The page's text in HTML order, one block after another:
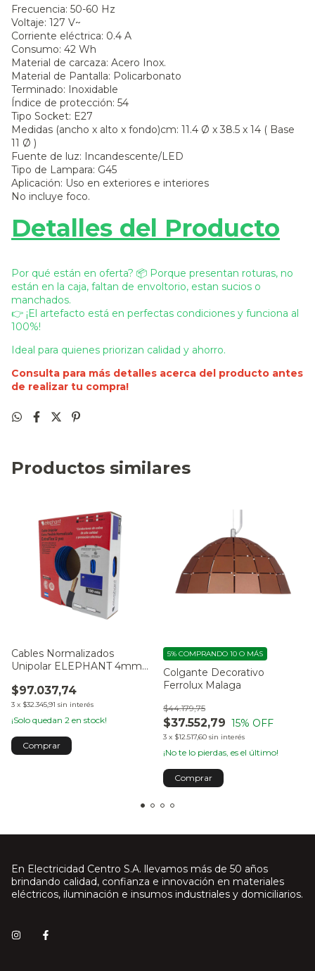
Frecuencia: 50-60 Hz
Voltaje: 127 V~
Corriente eléctrica: 0.4 A
Consumo: 42 Wh
Material de carcaza: Acero Inox.
Material de Pantalla: Policarbonato
Terminado: Inoxidable
Índice de protección: 54
Tipo Socket: E27
Medidas (ancho x alto x fondo)cm: 11.4 Ø x 38.5 x 14 ( Base
11 Ø )
Fuente de luz: Incandescente/LED
Tipo de Lampara: G45
Aplicación: Uso en exteriores e interiores
No incluye foco.
Detalles del Producto
Por qué están en oferta? 📦 Porque presentan roturas, no
están en la caja, faltan de envoltorio, estan sucios o
manchados.
👉 ¡El artefacto está en perfectas condiciones y funciona al
100%!
Ideal para quienes priorizan calidad y ahorro.
Consulta para más detalles acerca del producto antes
de realizar tu compra!
Productos similares
Cables Normalizados
Unipolar ELEPHANT 4mm
$97.037,74
3 x $32.345,91 sin interés
¡Solo quedan 2 en stock!
Comprar
Colgante Decorativo
Ferrolux Malaga
$37.552,79
$44.179,75
15% OFF
3 x $12.517,60 sin interés
5% COMPRANDO 10 O MÁS
¡No te lo pierdas, es el último!
En Electricidad Centro S.A. llevamos más de 50 años
brindando calidad, confianza e innovación en materiales
eléctricos, iluminación e insumos industriales y domiciliarios.